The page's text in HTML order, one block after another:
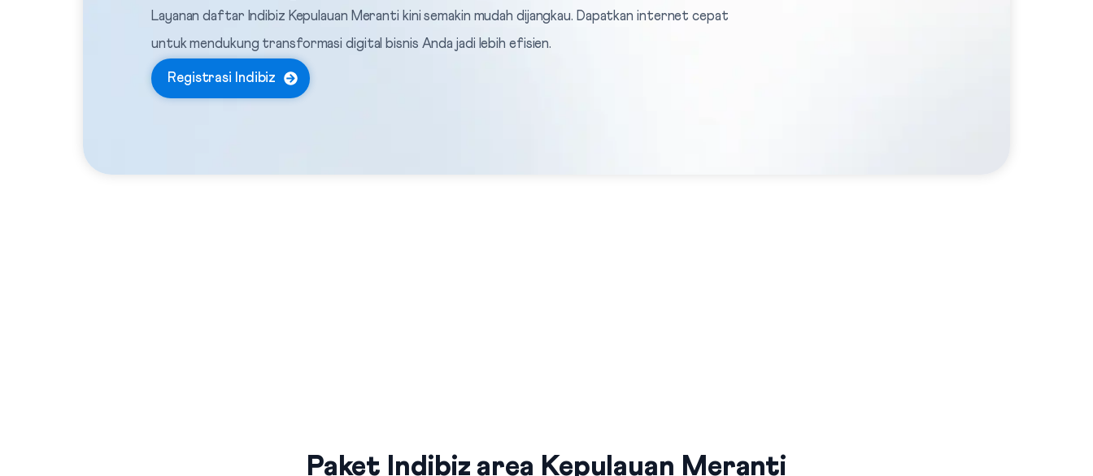
Layanan daftar Indibiz Kepulauan Meranti kini semakin mudah dijangkau. Dapatkan internet cepat
untuk mendukung transformasi digital bisnis Anda jadi lebih efisien.
Registrasi Indibiz
Paket Indibiz area Kepulauan Meranti